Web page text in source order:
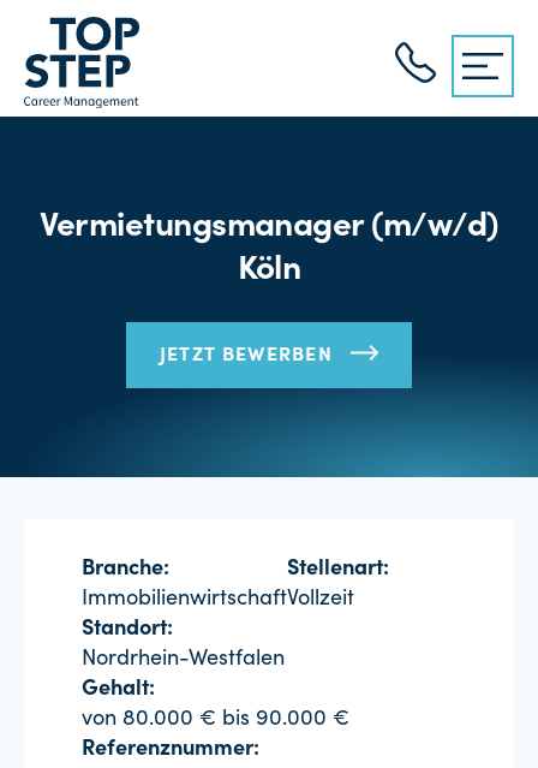
Vermietungsmanager (m/w/d)
Köln
JETZT BEWERBEN
Branche:
Immobilienwirtschaft
Stellenart:
Vollzeit
Standort:
Nordrhein-Westfalen
Gehalt:
von 80.000 € bis 90.000 €
Referenznummer: